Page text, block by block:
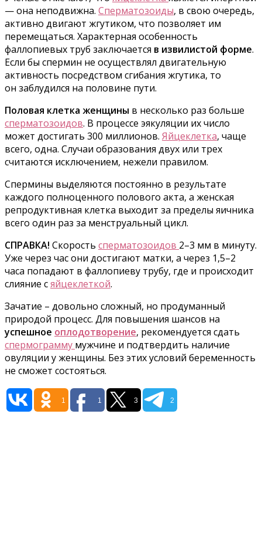
— она неподвижна. Сперматозоиды, в свою очередь,
активно двигают жгутиком, что позволяет им
перемещаться. Характерная особенность
фаллопиевых труб заключается в извилистой форме.
Если бы спермин не осуществлял двигательную
активность посредством сгибания жгутика, то
он заблудился на половине пути.
Половая клетка женщины в несколько раз больше
сперматозоидов. В процессе эякуляции их число
может достигать 300 миллионов. Яйцеклетка, чаще
всего, одна. Случаи образования двух или трех
считаются исключением, нежели правилом.
Спермины выделяются постоянно в результате
каждого полноценного полового акта, а женская
репродуктивная клетка выходит за пределы яичника
всего один раз за менструальный цикл.
СПРАВКА! Скорость сперматозоидов 2–3 мм в минуту.
Уже через час они достигают матки, а через 1,5–2
часа попадают в фаллопиеву трубу, где и происходит
слияние сяй­цеклеткой.
Зачатие – довольно сложный, но продуманный
природой процесс. Для повышения шансов на
успешное оплодотворение, рекомендуется сдать
спермограмму мужчине и подтвердить наличие
овуляции у женщины. Без этих условий беременность
не сможет состояться.
1 1 3 2